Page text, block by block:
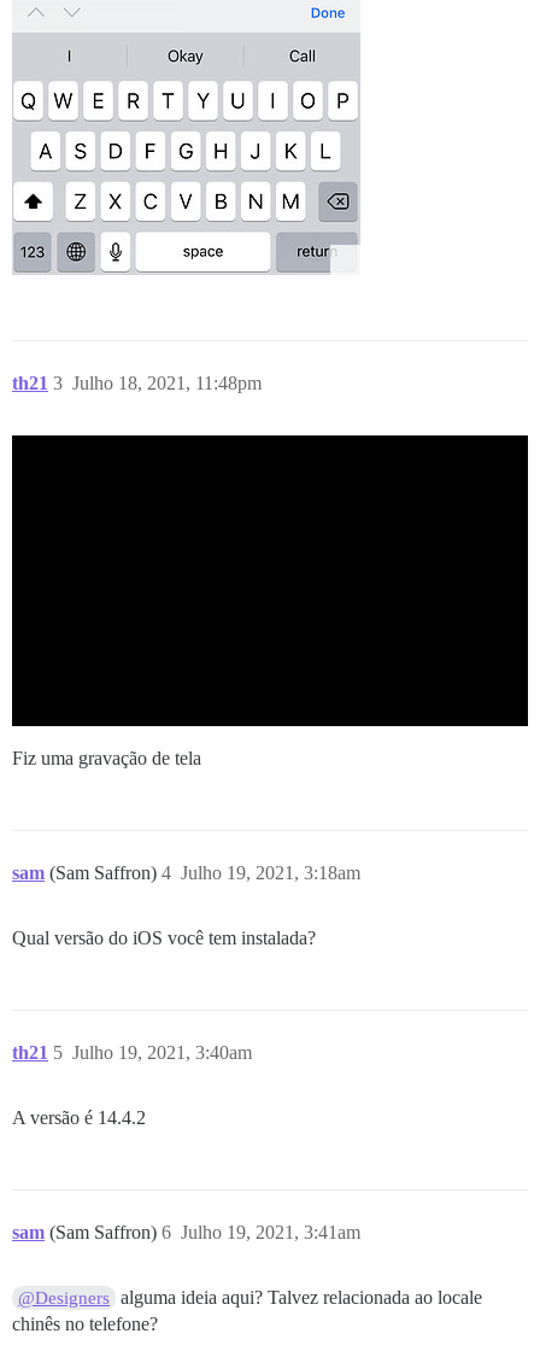
th21 Julho 18, 2021, 11:48pm
3
Fiz uma gravação de tela
sam (Sam Saffron) Julho 19, 2021, 3:18am
4
Qual versão do iOS você tem instalada?
th21 Julho 19, 2021, 3:40am
5
A versão é 14.4.2
sam (Sam Saffron) Julho 19, 2021, 3:41am
6
@Designers alguma ideia aqui? Talvez relacionada ao locale
chinês no telefone?